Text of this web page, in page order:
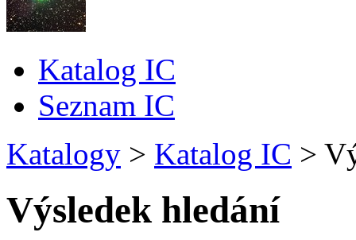
Katalog IC
Seznam IC
Katalogy > Katalog IC >
Výsledek hledání